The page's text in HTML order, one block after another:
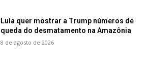
Lula quer mostrar a Trump números de
queda do desmatamento na Amazônia
8 de agosto de 2026